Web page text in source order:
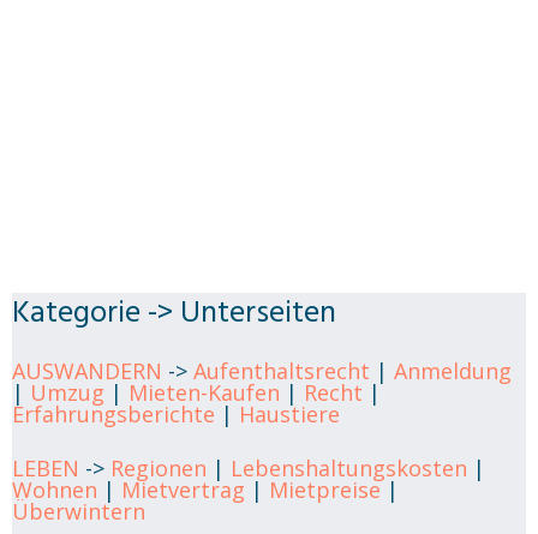
Kategorie -> Unterseiten
AUSWANDERN -> Aufenthaltsrecht | Anmeldung
| Umzug | Mieten-Kaufen | Recht |
Erfahrungsberichte | Haustiere
LEBEN -> Regionen | Lebenshaltungskosten |
Wohnen | Mietvertrag | Mietpreise|
Überwintern